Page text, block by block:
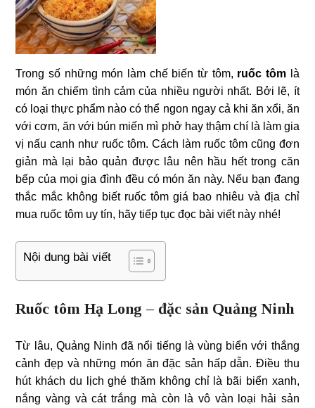
Trong số những món làm chế biến từ tôm, ruốc tômlà
món ăn chiếm tình cảm của nhiều người nhất. Bởi lẽ, ít
có loại thực phẩm nào có thể ngon ngay cả khi ăn xổi, ăn
với cơm, ăn với bún miến mì phở hay thậm chí là làm gia
vị nấu canh như ruốc tôm. Cách làm ruốc tôm cũng đơn
giản mà lại bảo quản được lâu nên hầu hết trong căn
bếp của mọi gia đình đều có món ăn này. Nếu bạn đang
thắc mắc không biết ruốc tôm giá bao nhiêu và địa chỉ
mua ruốc tôm uy tín, hãy tiếp tục đọc bài viết này nhé!
Nội dung bài viết
Ruốc tôm Hạ Long – đặc sản Quảng Ninh
Từ lâu, Quảng Ninh đã nổi tiếng là vùng biển với thắng
cảnh đẹp và những món ăn đặc sản hấp dẫn. Điều thu
hút khách du lịch ghé thăm không chỉ là bãi biển xanh,
nắng vàng và cát trắng mà còn là vô vàn loại hải sản